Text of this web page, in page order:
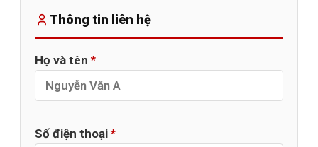
Thông tin liên hệ
Họ và tên *
Số điện thoại *